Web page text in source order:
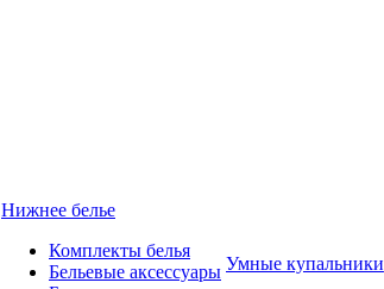
Нижнее белье
Комплекты белья
Бельевые аксессуары Умные купальники